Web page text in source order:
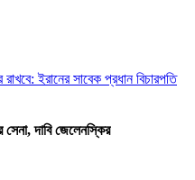
দাবি জেলেনস্কির